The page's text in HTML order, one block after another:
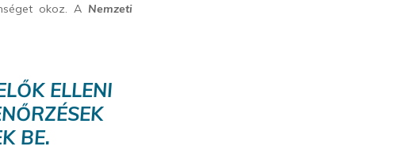
okoz. A Nemzeti
ELLENI
BE.